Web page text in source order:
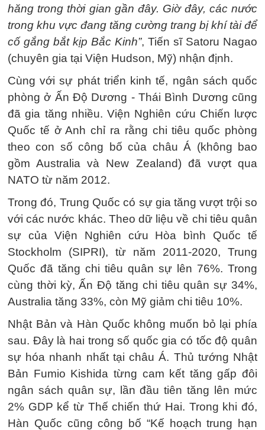
hăng trong thời gian gần đây. Giờ đây, các nước
trong khu vực đang tăng cường trang bị khí tài để
cố gắng bắt kịp Bắc Kinh”, Tiến sĩ Satoru Nagao
(chuyên gia tại Viện Hudson, Mỹ) nhận định.
Cùng với sự phát triển kinh tế, ngân sách quốc
phòng ở Ấn Độ Dương - Thái Bình Dương cũng
đã gia tăng nhiều. Viện Nghiên cứu Chiến lược
Quốc tế ở Anh chỉ ra rằng chi tiêu quốc phòng
theo con số công bố của châu Á (không bao
gồm Australia và New Zealand) đã vượt qua
NATO từ năm 2012.
Trong đó, Trung Quốc có sự gia tăng vượt trội so
với các nước khác. Theo dữ liệu về chi tiêu quân
sự của Viện Nghiên cứu Hòa bình Quốc tế
Stockholm (SIPRI), từ năm 2011-2020, Trung
Quốc đã tăng chi tiêu quân sự lên 76%. Trong
cùng thời kỳ, Ấn Độ tăng chi tiêu quân sự 34%,
Australia tăng 33%, còn Mỹ giảm chi tiêu 10%.
Nhật Bản và Hàn Quốc không muốn bỏ lại phía
sau. Đây là hai trong số quốc gia có tốc độ quân
sự hóa nhanh nhất tại châu Á. Thủ tướng Nhật
Bản Fumio Kishida từng cam kết tăng gấp đôi
ngân sách quân sự, lần đầu tiên tăng lên mức
2% GDP kể từ Thế chiến thứ Hai. Trong khi đó,
Hàn Quốc cũng công bố “Kế hoạch trung hạn